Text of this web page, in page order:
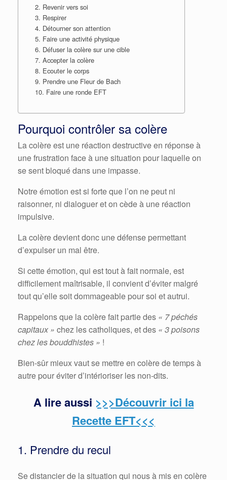
2. Revenir vers soi
3. Respirer
4. Détourner son attention
5. Faire une activité physique
6. Défuser la colère sur une cible
7. Accepter la colère
8. Ecouter le corps
9. Prendre une Fleur de Bach
10. Faire une ronde EFT
Pourquoi contrôler sa colère
La colère est une réaction destructive en réponse à
une frustration face à une situation pour laquelle on
se sent bloqué dans une impasse.
Notre émotion est si forte que l’on ne peut ni
raisonner, ni dialoguer et on cède à une réaction
impulsive.
La colère devient donc une défense permettant
d’expulser un mal être.
Si cette émotion, qui est tout à fait normale, est
difficilement maîtrisable, il convient d’éviter malgré
tout qu’elle soit dommageable pour soi et autrui.
Rappelons que la colère fait partie des « 7 péchés
capitaux » chez les catholiques, et des « 3 poisons
chez les bouddhistes » !
Bien-sûr mieux vaut se mettre en colère de temps à
autre pour éviter d’intérioriser les non-dits.
A lire aussi >>>Découvrir ici la
Recette EFT<<<
1. Prendre du recul
Se distancier de la situation qui nous à mis en colère